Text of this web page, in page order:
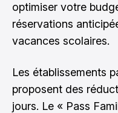
optimiser votre
réservations
vacances scolaires.
Les établissements
proposent des
jours. Le « Pass